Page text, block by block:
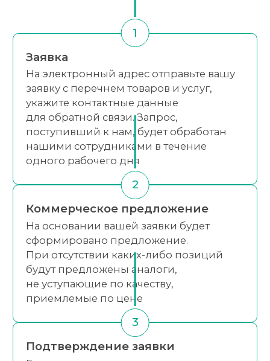
Заявка
На электронный адрес отправьте вашу
заявку с перечнем товаров и услуг,
укажите контактные данные
для обратной связи. Запрос,
поступивший к нам, будет обработан
нашими сотрудниками в течение
одного рабочего дня
1
Коммерческое предложение
На основании вашей заявки будет
сформировано предложение.
При отсутствии каких-либо позиций
будут предложены аналоги,
не уступающие по качеству,
приемлемые по цене
2
Подтверждение заявки
3